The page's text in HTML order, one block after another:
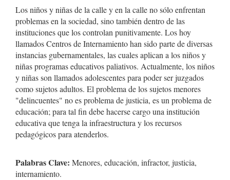
Los niños y niñas de la calle y en la calle no sólo enfrentan
problemas en la sociedad, sino también dentro de las
instituciones que los controlan punitivamente. Los hoy
llamados Centros de Internamiento han sido parte de diversas
instancias gubernamentales, las cuales aplican a los niños y
niñas programas educativos paliativos. Actualmente, los niños
y niñas son llamados adolescentes para poder ser juzgados
como sujetos adultos. El problema de los sujetos menores
"delincuentes" no es problema de justicia, es un problema de
educación; para tal fin debe hacerse cargo una institución
educativa que tenga la infraestructura y los recursos
pedagógicos para atenderlos.
Palabras Clave: Menores, educación, infractor, justicia,
internamiento.